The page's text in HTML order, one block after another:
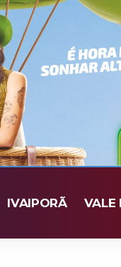
IVAIPORÃ VALE